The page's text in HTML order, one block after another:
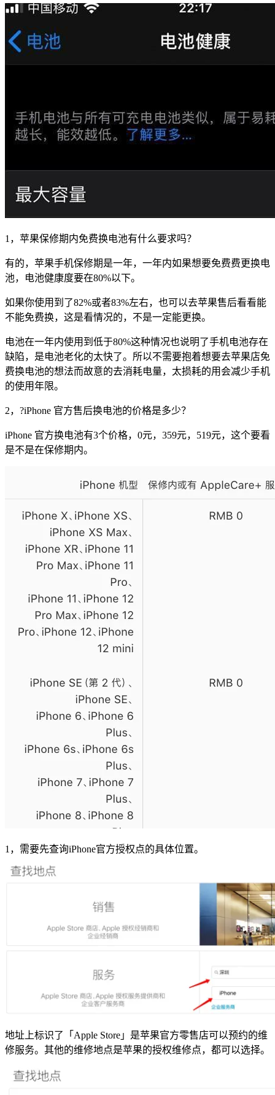
1，苹果保修期内免费换电池有什么要求吗？
有的，苹果手机保修期是一年，一年内如果想要免费费更换电
池，电池健康度要在80%以下。
如果你使用到了82%或者83%左右，也可以去苹果售后看看能
不能免费换，这是看情况的，不是一定能更换。
电池在一年内使用到低于80%这种情况也说明了手机电池存在
缺陷，是电池老化的太快了。所以不需要抱着想要去苹果店免
费换电池的想法而故意的去消耗电量，太损耗的用会减少手机
的使用年限。
2，?iPhone 官方售后换电池的价格是多少？
iPhone 官方换电池有3个价格，0元，359元，519元，这个要看
是不是在保修期内。
1，需要先查询iPhone官方授权点的具体位置。
地址上标识了「Apple Store」是苹果官方零售店可以预约的维
修服务。其他的维修地点是苹果的授权维修点，都可以选择。